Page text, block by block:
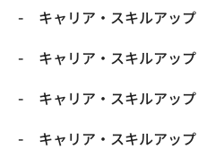
キャリア・スキルアップ
キャリア・スキルアップ
キャリア・スキルアップ
キャリア・スキルアップ